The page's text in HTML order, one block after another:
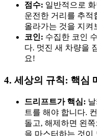
점수: 일반적으로
운전한 거리를 추적
올라가는 것을 지켜
코인: 수집한 코인
다. 멋진 새 차량을
요!
4. 세상의 규칙: 핵심
드리프트가 핵심:
트를 해야 합니다.
돌고, 해제하면 왼
을 마스터하는 것이